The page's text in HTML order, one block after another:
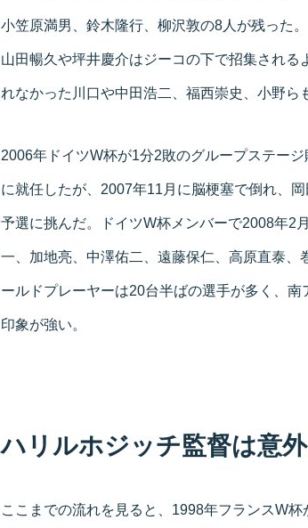
小笠原満男、鈴木隆行、柳沢敦の8人が残った。
山田暢久や坪井慶介はジーコの下で招集され
れなかった川口や中田浩二、福西崇史、小野ら
2006年ドイツW杯が1分2敗のグループステー
に就任したが、2007年11月に脳梗塞で倒れ、
予選に挑んだ。ドイツW杯メンバーで2008年2
一、加地亮、中澤佑二、遠藤保仁、高原直泰
ールドプレーヤーは20台半ばの選手が多く、
印象が強い。
ハリルホジッチ監督は意
ここまでの流れを見ると、1998年フランスW